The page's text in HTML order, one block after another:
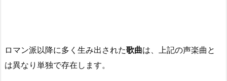
ロマン派以降に多く生み出された歌曲は、上記の声楽曲と
は異なり単独で存在します。